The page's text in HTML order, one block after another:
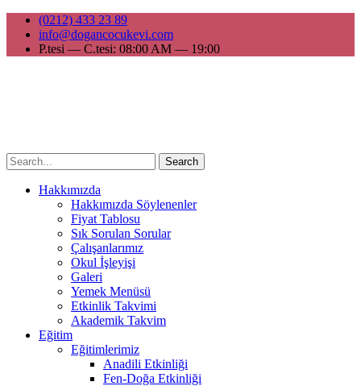
(0212) 433 23 89
info@dogancocukevi.com
P.tesi — C.tesi: 08:00 AM — 19:00
Search
Hakkımızda
Hakkımızda Söylenenler
Fiyat Tablosu
Sık Sorulan Sorular
Çalışanlarımız
Okul İşleyişi
Galeri
Yemek Menüsü
Etkinlik Takvimi
Akademik Takvim
Eğitim
Eğitimlerimiz
Anadili Etkinliği
Fen-Doğa Etkinliği